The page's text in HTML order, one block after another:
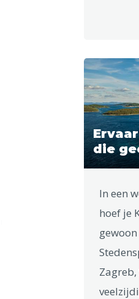
die
In een
hoef je